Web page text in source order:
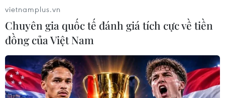
Giá vàng thế giới vượt 2.010 USD/ounce,
trong nước chỉ tăng nhẹ
12/04/2023 02:08
Phiên sáng 12/4, giá vàng SJC tại một số doanh nghiệp
trong nước chỉ điều chỉnh nhẹ, trong khi giá vàng thế
giới tiếp tục nới rộng đà tăng khi vượt qua ngưỡng
vietnamplus.vn
Chuyên gia quốc tế đánh giá tích cực về tiền
đồng của Việt Nam